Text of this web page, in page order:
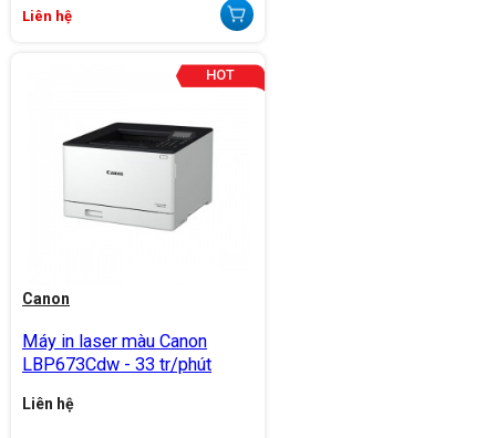
Liên hệ
Canon
Máy in laser màu Canon
LBP673Cdw - 33 tr/phút
Liên hệ